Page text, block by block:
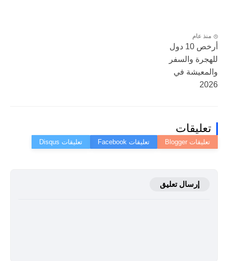
منذ عام
أرخص 10 دول
للهجرة والسفر
والمعيشة في
2026
تعليقات
إرسال تعليق